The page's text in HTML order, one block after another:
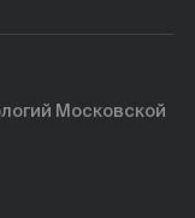
Московской